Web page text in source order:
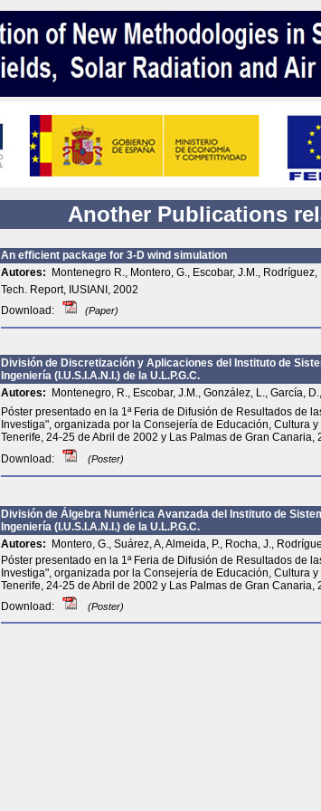
Another Publications
An efficient package for 3-D wind simulation
Autores:
Montenegro R., Montero, G., Escobar, J.M.,
Tech. Report, IUSIANI, 2002
Download:
(Paper)
División de Discretización y Aplicaciones del Instituto de
Ingeniería (I.U.S.I.A.N.I.) de la U.L.P.G.C.
Autores:
Montenegro, R., Escobar, J.M., González, L., García,
Póster presentado en la 1ª Feria de Difusión de Resultados de
Investiga", organizada por la Consejería de Educación, Cultura
Tenerife, 24-25 de Abril de 2002 y Las Palmas de Gran Canaria,
Download:
(Poster)
División de Álgebra Numérica Avanzada del Instituto de
Ingeniería (I.U.S.I.A.N.I.) de la U.L.P.G.C.
Autores:
Montero, G., Suárez, A, Almeida, P., Rocha, J.,
Póster presentado en la 1ª Feria de Difusión de Resultados de
Investiga", organizada por la Consejería de Educación, Cultura
Tenerife, 24-25 de Abril de 2002 y Las Palmas de Gran Canaria,
Download:
(Poster)